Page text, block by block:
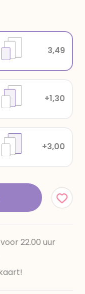
+3,00
+1,30
3,49
22.00 uur